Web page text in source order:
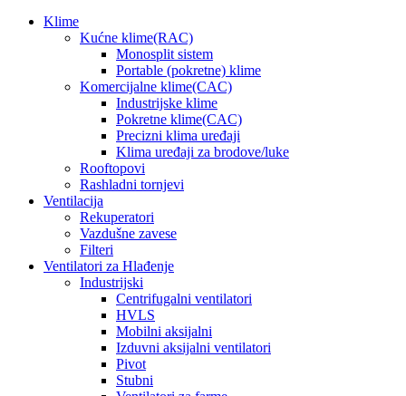
Klime
Kućne klime(RAC)
Monosplit sistem
Portable (pokretne) klime
Komercijalne klime(CAC)
Industrijske klime
Pokretne klime(CAC)
Precizni klima uređaji
Klima uređaji za brodove/luke
Rooftopovi
Rashladni tornjevi
Ventilacija
Rekuperatori
Vazdušne zavese
Filteri
Ventilatori za Hlađenje
Industrijski
Centrifugalni ventilatori
HVLS
Mobilni aksijalni
Izduvni aksijalni ventilatori
Pivot
Stubni